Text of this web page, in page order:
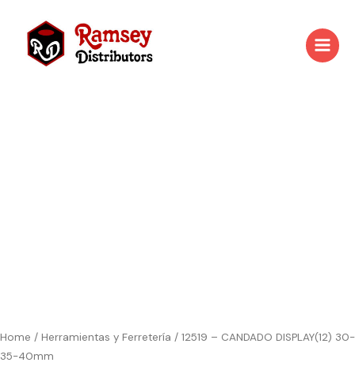
content
Home / Herramientas y Ferretería / 12519 – CANDADO DISPLAY(12) 30-
35-40mm